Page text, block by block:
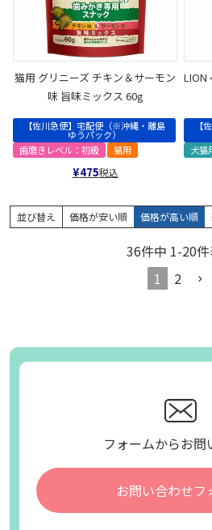
猫用 グリニーズ チキン＆サーモン
味 旨味ミックス 60g
【佐川急便】宅配便（※沖縄・離島
ゆうパック）
歯磨きレベル：初級
猫用
¥475税込
LION
【
犬猫
並び替え 価格が安い順 価格が高い順
36件中 1-20
1
2
フォームからお問
お問い合わせフ